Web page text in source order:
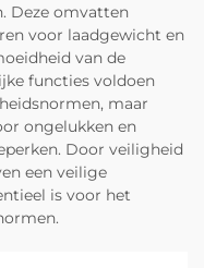
Deze omvatten
voor laadgewicht en
van de
functies voldoen
maar
ongelukken en
Door veiligheid
een veilige
is voor het